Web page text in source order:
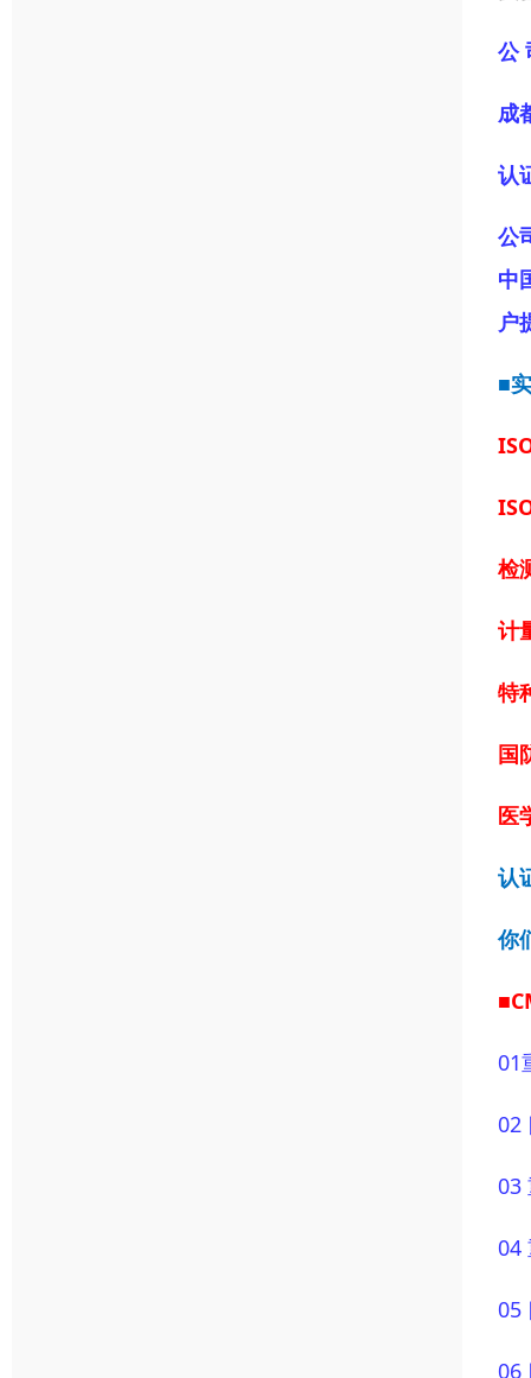
公
成
认
公
中
户
■
检
计
特
国
医
认
你
01
02
03
04
05
06